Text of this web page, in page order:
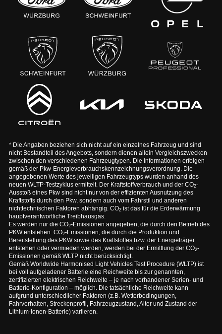
* Die Angaben beziehen sich nicht auf ein einzelnes Fahrzeug und sind
nicht Bestandteil des Angebots, sondern dienen allein Vergleichszwecken
zwischen den verschiedenen Fahrzeugtypen. Die Informationen erfolgen
gemäß der Pkw-Energieverbrauchskennzeichnungsverordnung. Die
angegebenen Werte des jeweiligen Fahrzeugtyps wurden anhand des
neuen WLTP-Testzyklus ermittelt. Der Kraftstoffverbrauch und der CO2-
Ausstoß eines Pkw sind nicht nur von der effizienten Ausnutzung des
Kraftstoffs durch den Pkw, sondern auch vom Fahrstil und anderen
nichttechnischen Faktoren abhängig. CO2ist das für die Erderwärmung
hauptverantwortliche Treibhausgas.
Es werden nur die CO2-Emissionen angegeben, die durch den Betrieb des
PKW entstehen. CO2-Emissionen, die durch die Produktion und
Bereitstellung des PKW sowie des Kraftstoffes bzw. der Energieträger
entstehen oder vermieden werden, werden bei der Ermittlung der CO2-
Emissionen gemäß WLTP nicht berücksichtigt.
Gemäß Worldwide Harmonised Light Vehicles Test Procedure (WLTP) ist
bei voll aufgeladener Batterie eine Reichweite bis zur genannten,
zertifizierten elektrischen Reichweite – je nach vorhandener Serien- und
Batterie-Konfiguration – möglich. Die tatsächliche Reichweite kann
aufgrund unterschiedlicher Faktoren (z.B. Wetterbedingungen,
Fahrverhalten, Streckenprofil, Fahrzeugzustand, Alter und Zustand der
Lithium-Ionen-Batterie) variieren.